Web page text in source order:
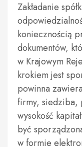
Zakładanie
koniecznością
dokumentów,
w Krajowym
krokiem jest
powinna
firmy, siedziba,
wysokość
być
w formie